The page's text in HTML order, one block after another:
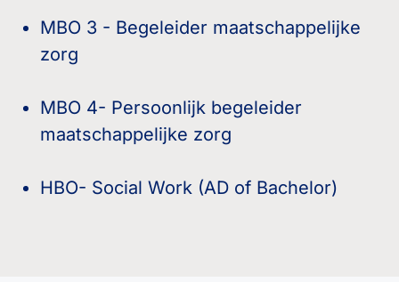
MBO 3 - Begeleider maatschappelijke
zorg
MBO 4- Persoonlijk begeleider
maatschappelijke zorg
HBO- Social Work (AD of Bachelor)